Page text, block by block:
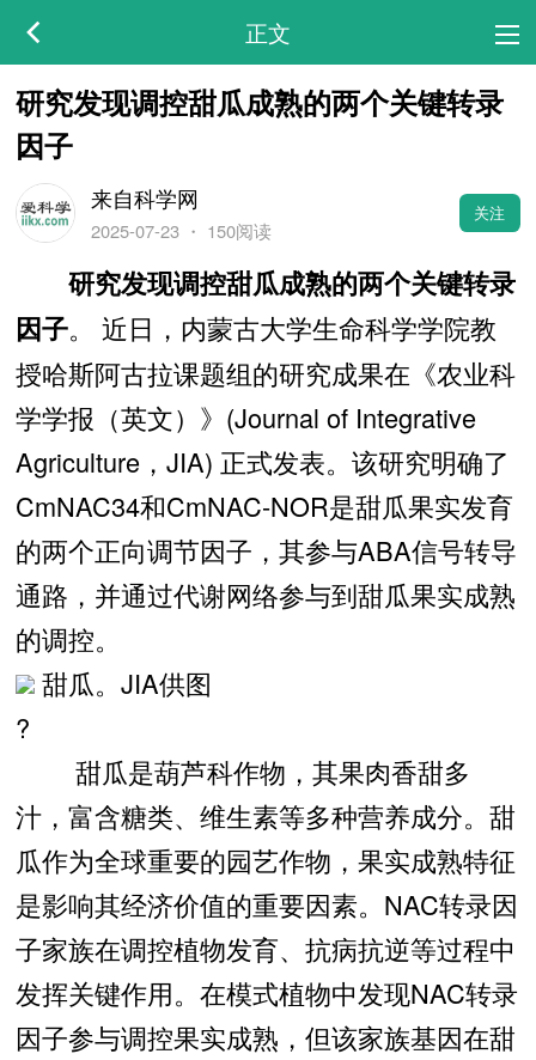
正文
研究发现调控甜瓜成熟的两个关键转录
因子
来自科学网
2025-07-23・ 150阅读
关注
研究发现调控甜瓜成熟的两个关键转录
因子。 近日，内蒙古大学生命科学学院教
授哈斯阿古拉课题组的研究成果在《农业科
学学报（英文）》(Journal of Integrative
Agriculture，JIA) 正式发表。该研究明确了
CmNAC34和CmNAC-NOR是甜瓜果实发育
的两个正向调节因子，其参与ABA信号转导
通路，并通过代谢网络参与到甜瓜果实成熟
的调控。
甜瓜。JIA供图
?
甜瓜是葫芦科作物，其果肉香甜多
汁，富含糖类、维生素等多种营养成分。甜
瓜作为全球重要的园艺作物，果实成熟特征
是影响其经济价值的重要因素。NAC转录因
子家族在调控植物发育、抗病抗逆等过程中
发挥关键作用。在模式植物中发现NAC转录
因子参与调控果实成熟，但该家族基因在甜